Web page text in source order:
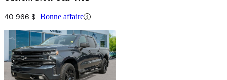
40 966 $ Bonne affaire